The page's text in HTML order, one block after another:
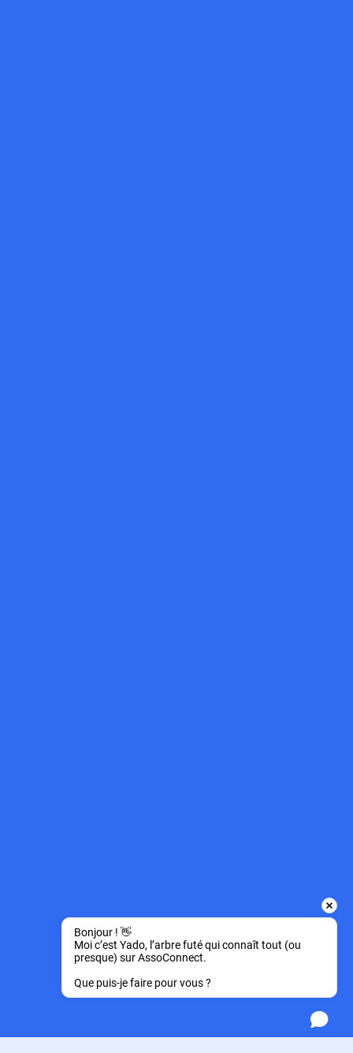
Bonjour ! 👋
Moi c’est Yado, l’arbre futé qui connaît tout (ou
presque) sur AssoConnect.
Que puis-je faire pour vous ?